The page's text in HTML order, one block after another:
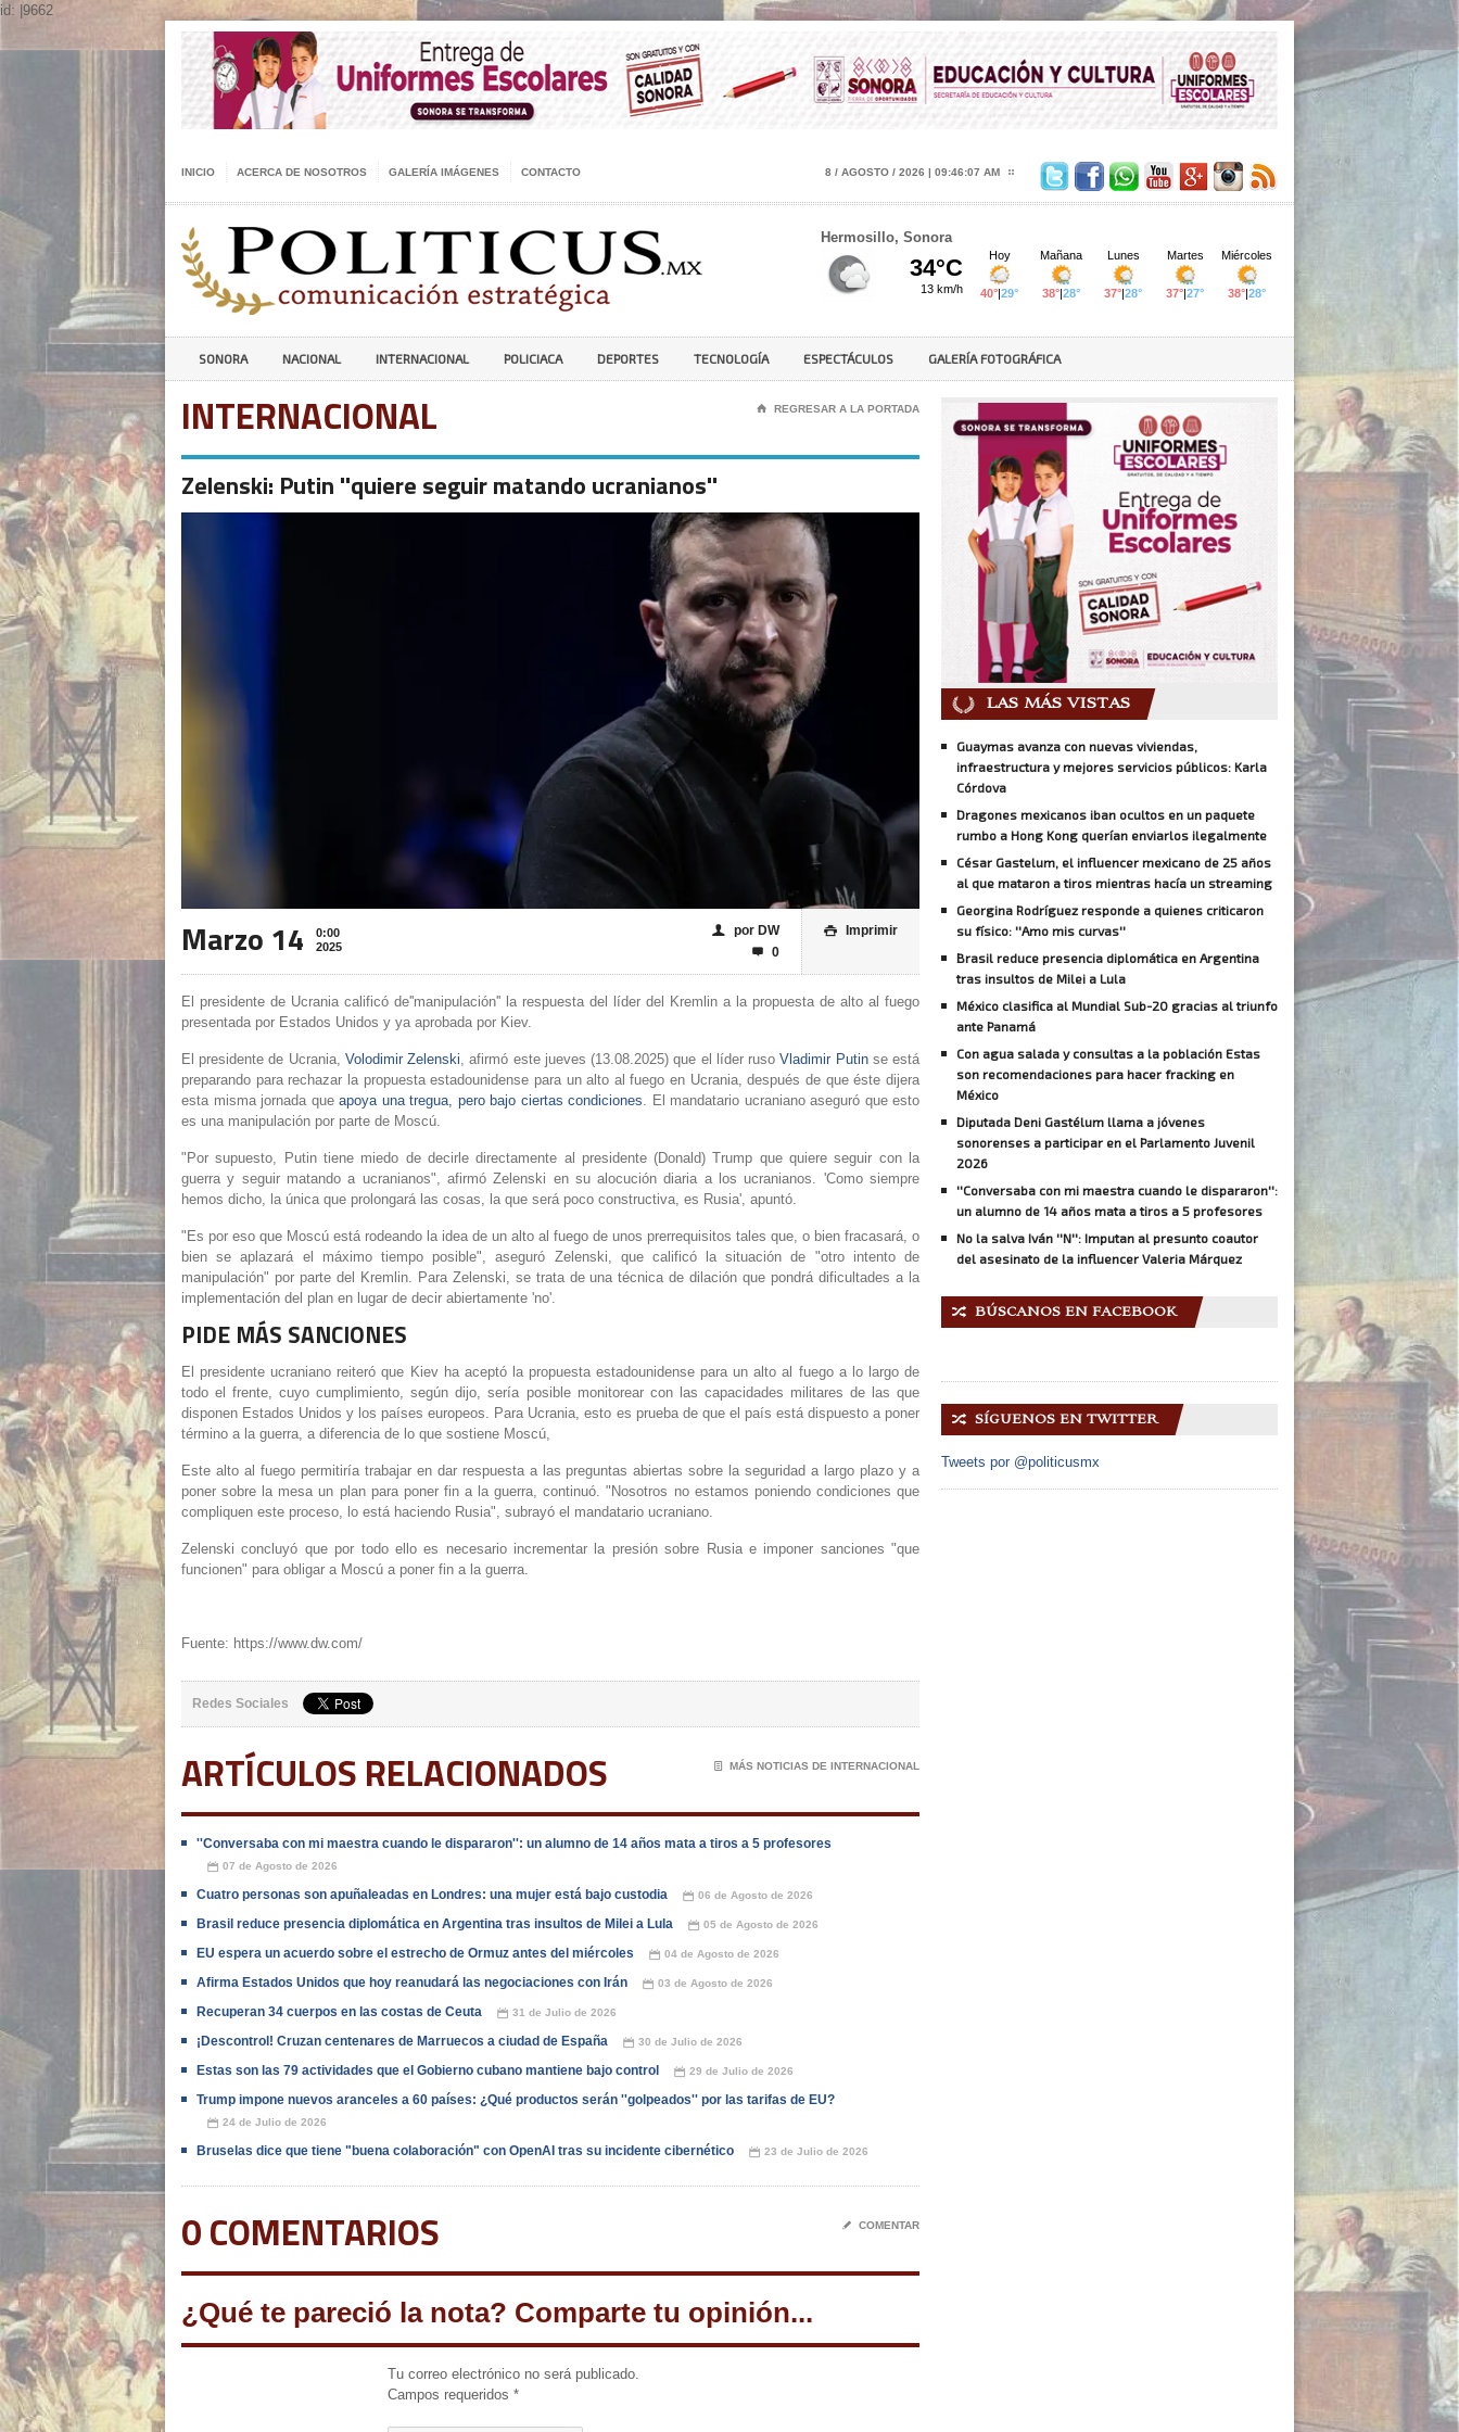
id: |9662
INICIO ACERCA DE NOSOTROS GALERÍA IMÁGENES CONTACTO 8 / AGOSTO / 2026 | 09:46:08 AM
Hermosillo, Sonora
SONORA NACIONAL INTERNACIONAL POLICIACA DEPORTES TECNOLOGÍA ESPECTÁCULOS GALERÍA FOTOGRÁFICA
INTERNACIONAL ⌂ REGRESAR A LA PORTADA
Zelenski: Putin ''quiere seguir matando ucranianos''
Marzo 14
0:00
2025
 Imprimir
👤 por DW
 0
El presidente de Ucrania calificó de''manipulación'' la respuesta del líder del Kremlin a la propuesta de alto al fuego
presentada por Estados Unidos y ya aprobada por Kiev.
El presidente de Ucrania, Volodimir Zelenski, afirmó este jueves (13.08.2025) que el líder ruso Vladimir Putin se está
preparando para rechazar la propuesta estadounidense para un alto al fuego en Ucrania, después de que éste dijera
esta misma jornada que apoya una tregua, pero bajo ciertas condiciones. El mandatario ucraniano aseguró que esto
es una manipulación por parte de Moscú.
"Por supuesto, Putin tiene miedo de decirle directamente al presidente (Donald) Trump que quiere seguir con la
guerra y seguir matando a ucranianos", afirmó Zelenski en su alocución diaria a los ucranianos. 'Como siempre
hemos dicho, la única que prolongará las cosas, la que será poco constructiva, es Rusia', apuntó.
"Es por eso que Moscú está rodeando la idea de un alto al fuego de unos prerrequisitos tales que, o bien fracasará, o
bien se aplazará el máximo tiempo posible", aseguró Zelenski, que calificó la situación de "otro intento de
manipulación" por parte del Kremlin. Para Zelenski, se trata de una técnica de dilación que pondrá dificultades a la
implementación del plan en lugar de decir abiertamente 'no'.
PIDE MÁS SANCIONES
El presidente ucraniano reiteró que Kiev ha aceptó la propuesta estadounidense para un alto al fuego a lo largo de
todo el frente, cuyo cumplimiento, según dijo, sería posible monitorear con las capacidades militares de las que
disponen Estados Unidos y los países europeos. Para Ucrania, esto es prueba de que el país está dispuesto a poner
término a la guerra, a diferencia de lo que sostiene Moscú,
Este alto al fuego permitiría trabajar en dar respuesta a las preguntas abiertas sobre la seguridad a largo plazo y a
poner sobre la mesa un plan para poner fin a la guerra, continuó. "Nosotros no estamos poniendo condiciones que
compliquen este proceso, lo está haciendo Rusia", subrayó el mandatario ucraniano.
Zelenski concluyó que por todo ello es necesario incrementar la presión sobre Rusia e imponer sanciones "que
funcionen" para obligar a Moscú a poner fin a la guerra.
Fuente: https://www.dw.com/
Redes Sociales
ARTÍCULOS RELACIONADOS 📄 MÁS NOTICIAS DE INTERNACIONAL
''Conversaba con mi maestra cuando le dispararon'': un alumno de 14 años mata a tiros a 5 profesores
📅 07 de Agosto de 2026
Cuatro personas son apuñaleadas en Londres: una mujer está bajo custodia 📅 06 de Agosto de 2026
Brasil reduce presencia diplomática en Argentina tras insultos de Milei a Lula 📅 05 de Agosto de 2026
EU espera un acuerdo sobre el estrecho de Ormuz antes del miércoles 📅 04 de Agosto de 2026
Afirma Estados Unidos que hoy reanudará las negociaciones con Irán 📅 03 de Agosto de 2026
Recuperan 34 cuerpos en las costas de Ceuta 📅 31 de Julio de 2026
¡Descontrol! Cruzan centenares de Marruecos a ciudad de España 📅 30 de Julio de 2026
Estas son las 79 actividades que el Gobierno cubano mantiene bajo control 📅 29 de Julio de 2026
Trump impone nuevos aranceles a 60 países: ¿Qué productos serán ''golpeados'' por las tarifas de EU?
📅 24 de Julio de 2026
Bruselas dice que tiene "buena colaboración" con OpenAI tras su incidente cibernético 📅 23 de Julio de 2026
0 COMENTARIOS ✎ COMENTAR
¿Qué te pareció la nota? Comparte tu opinión...
Tu correo electrónico no será publicado.
Campos requeridos *
LAS MÁS VISTAS
Guaymas avanza con nuevas viviendas,
infraestructura y mejores servicios públicos: Karla
Córdova
Dragones mexicanos iban ocultos en un paquete
rumbo a Hong Kong querían enviarlos ilegalmente
César Gastelum, el influencer mexicano de 25 años
al que mataron a tiros mientras hacía un streaming
Georgina Rodríguez responde a quienes criticaron
su físico: ''Amo mis curvas''
Brasil reduce presencia diplomática en Argentina
tras insultos de Milei a Lula
México clasifica al Mundial Sub-20 gracias al triunfo
ante Panamá
Con agua salada y consultas a la población Estas
son recomendaciones para hacer fracking en
México
Diputada Deni Gastélum llama a jóvenes
sonorenses a participar en el Parlamento Juvenil
2026
''Conversaba con mi maestra cuando le dispararon'':
un alumno de 14 años mata a tiros a 5 profesores
No la salva Iván ''N'': Imputan al presunto coautor
del asesinato de la influencer Valeria Márquez
🔀 BÚSCANOS EN FACEBOOK
🔀 SÍGUENOS EN TWITTER
Tweets por @politicusmx